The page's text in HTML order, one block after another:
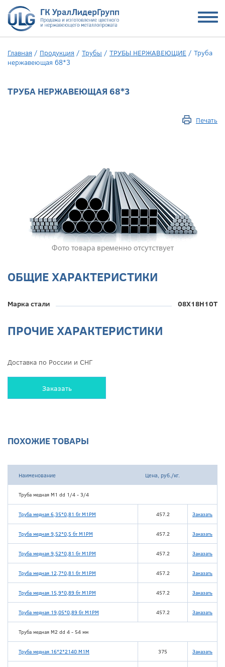
Главная / Продукция / Трубы / ТРУБЫ НЕРЖАВЕЮЩИЕ / Труба
нержавеющая 68*3
ТРУБА НЕРЖАВЕЮЩАЯ 68*3
Печать
ОБЩИЕ ХАРАКТЕРИСТИКИ
Марка стали 08Х18Н10Т
ПРОЧИЕ ХАРАКТЕРИСТИКИ
Доставка по России и СНГ
Заказать
ПОХОЖИЕ ТОВАРЫ
Наименование Цена, руб./кг.
Труба медная М1 dd 1/4 - 3/4
Труба медная 6,35*0,81 бт М1РМ 457.2 Заказать
Труба медная 9,52*0,5 бт М1РМ 457.2 Заказать
Труба медная 9,52*0,81 бт М1РМ 457.2 Заказать
Труба медная 12,7*0,81 бт М1РМ 457.2 Заказать
Труба медная 15,9*0,89 бт М1РМ 457.2 Заказать
Труба медная 19,05*0,89 бт М1РМ 457.2 Заказать
Труба медная М2 dd 4 - 54 мм
Труба медная 16*2*2140 М1М 375 Заказать